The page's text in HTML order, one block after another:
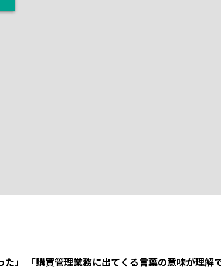
た」 「購買管理業務に出てくる言葉の意味が理